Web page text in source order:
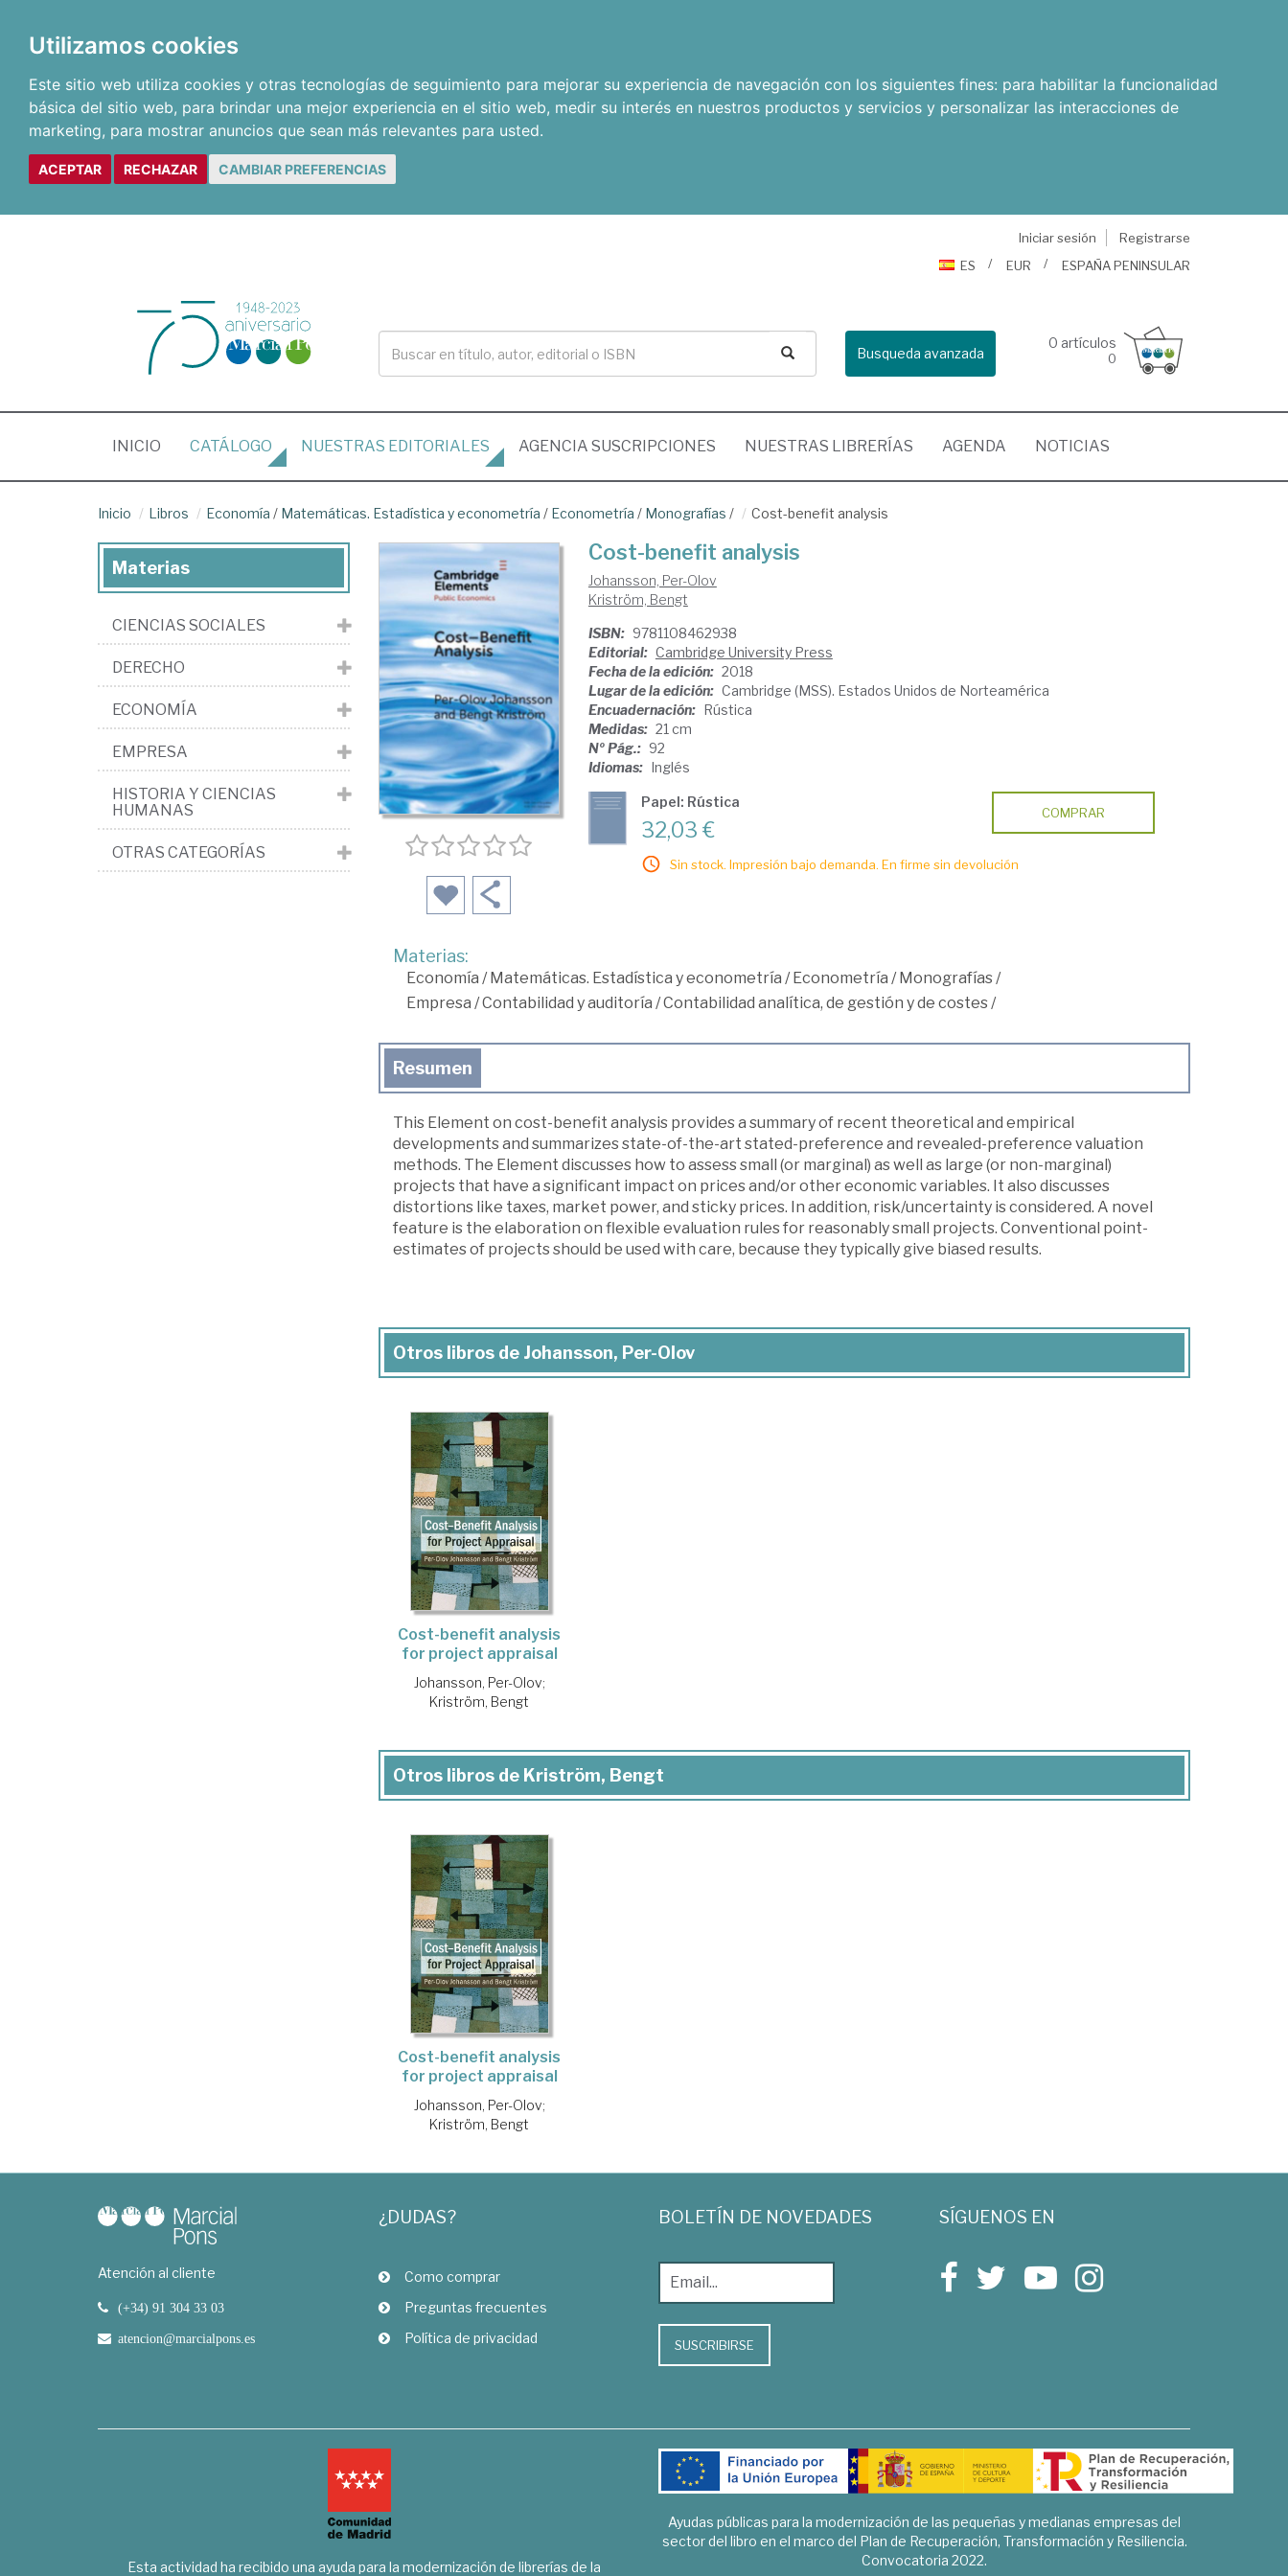
Utilizamos cookies
Este sitio web utiliza cookies y otras tecnologías de seguimiento para mejorar su experiencia de navegación con los siguientes fines: para habilitar la funcionalidad
básica del sitio web, para brindar una mejor experiencia en el sitio web, medir su interés en nuestros productos y servicios y personalizar las interacciones de
marketing, para mostrar anuncios que sean más relevantes para usted.
ACEPTAR RECHAZAR CAMBIAR PREFERENCIAS
Iniciar sesión
Registrarse
ES
EUR ESPAÑA PENINSULAR
Busqueda avanzada
0 artículos
0
INICIO (CURRENT)
CATÁLOGO NUESTRAS EDITORIALES AGENCIA SUSCRIPCIONES NUESTRAS LIBRERÍAS AGENDA NOTICIAS
Inicio Libros Economía / Matemáticas. Estadística y econometría / Econometría / Monografías / Cost-benefit analysis
Cost-benefit analysis
Johansson, Per-Olov
Kriström, Bengt
ISBN: 9781108462938
Editorial: Cambridge University Press
Fecha de la edición: 2018
Lugar de la edición: Cambridge (MSS). Estados Unidos de Norteamérica
Encuadernación: Rústica
Medidas: 21 cm
Nº Pág.: 92
Idiomas: Inglés
Papel: Rústica
32,03 €
Sin stock. Impresión bajo demanda. En firme sin devolución
COMPRAR
Materias:
Economía /Matemáticas. Estadística y econometría /Econometría /Monografías/
Empresa /Contabilidad y auditoría /Contabilidad analítica, de gestión y de costes/
Resumen
This Element on cost-benefit analysis provides a summary of recent theoretical and empirical
developments and summarizes state-of-the-art stated-preference and revealed-preference valuation
methods. The Element discusses how to assess small (or marginal) as well as large (or non-marginal)
projects that have a significant impact on prices and/or other economic variables. It also discusses
distortions like taxes, market power, and sticky prices. In addition, risk/uncertainty is considered. A novel
feature is the elaboration on flexible evaluation rules for reasonably small projects. Conventional point-
estimates of projects should be used with care, because they typically give biased results.
Otros libros de Johansson, Per-Olov
Cost-benefit analysis
for project appraisal
Johansson, Per-Olov;
Kriström, Bengt
Otros libros de Kriström, Bengt
Cost-benefit analysis
for project appraisal
Johansson, Per-Olov;
Kriström, Bengt
Materias
CIENCIAS SOCIALES
DERECHO
ECONOMÍA
EMPRESA
HISTORIA Y CIENCIAS
HUMANAS
OTRAS CATEGORÍAS
Atención al cliente
(+34) 91 304 33 03
atencion@marcialpons.es
¿DUDAS?
Como comprar
Preguntas frecuentes
Política de privacidad
BOLETÍN DE NOVEDADES
SUSCRIBIRSE
SÍGUENOS EN
Esta actividad ha recibido una ayuda para la modernización de librerías de la
Ayudas públicas para la modernización de las pequeñas y medianas empresas del
sector del libro en el marco del Plan de Recuperación, Transformación y Resiliencia.
Convocatoria 2022.